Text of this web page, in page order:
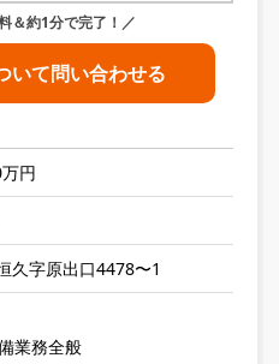
＆約1分で完了！／
いて問い合わせる
円
久字原出口4478〜1
業務全般